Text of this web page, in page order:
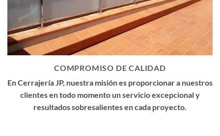
COMPROMISO DE CALIDAD
En Cerrajería JP, nuestra misión es proporcionar a nuestros
clientes en todo momento un servicio excepcional y
resultados sobresalientes en cada proyecto.